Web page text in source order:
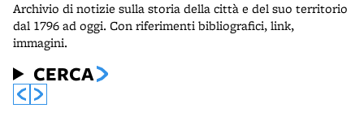
Archivio di notizie sulla storia della città e del suo territorio
dal 1796 ad oggi. Con riferimenti bibliografici, link,
immagini.
CERCA